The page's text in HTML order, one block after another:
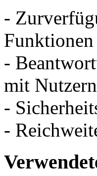
-
-
mit
-
-